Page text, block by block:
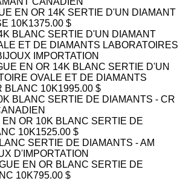
EN OR 14K SERTIE D'UN DIAMANT
10K1375.00 $
EN OR 14K BLANC SERTIE D'UN
OVALE ET DE DIAMANTS
BLANC 10K1995.00 $
EN OR 10K BLANC SERTIE DE
10K1525.00 $
EN OR BLANC SERTIE DE
10K795.00 $